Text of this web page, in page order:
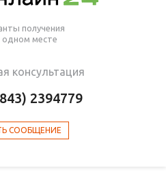
получения
одном месте
консультация
2394779
СООБЩЕНИЕ